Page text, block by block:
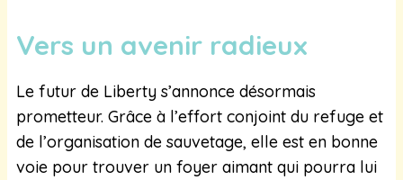
Vers un avenir radieux
Le futur de Liberty s’annonce désormais
prometteur. Grâce à l’effort conjoint du refuge et
de l’organisation de sauvetage, elle est en bonne
voie pour trouver un foyer aimant qui pourra lui